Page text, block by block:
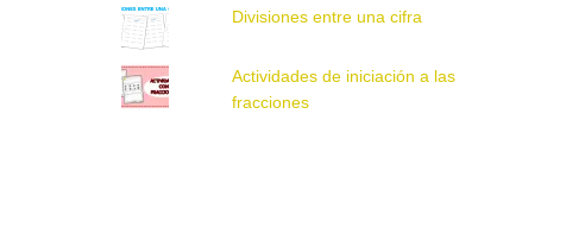
Divisiones entre una cifra
Actividades de iniciación a las
fracciones